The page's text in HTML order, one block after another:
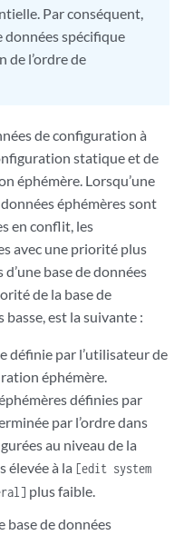
Par conséquent,
données spécifique
de l’ordre de
de configuration à
statique et de
éphémère. Lorsqu’une
éphémères sont
en conflit, les
avec une priorité plus
base de données
de la base de
basse, est la suivante :
définie par l’utilisateur de
éphémère.
définies par
par l’ordre dans
au niveau de la
élevée à la [edit system
plus faible.
base de données